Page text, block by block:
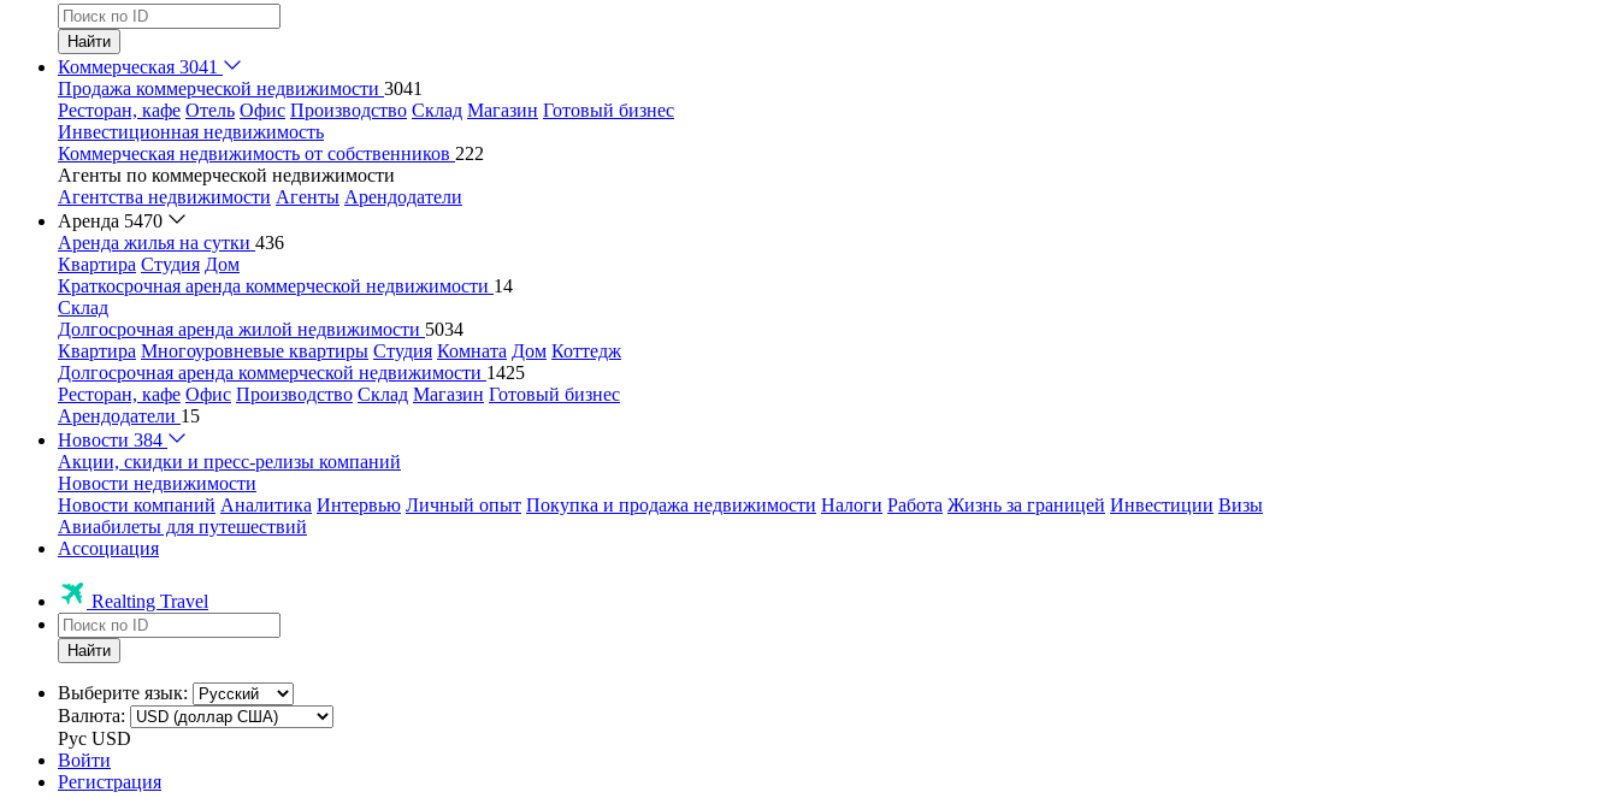
Найти
Коммерческая 3041
Продажа коммерческой недвижимости 3041
Ресторан, кафе Отель Офис Производство Склад Магазин Готовый бизнес
Инвестиционная недвижимость
Коммерческая недвижимость от собственников 222
Агенты по коммерческой недвижимости
Агентства недвижимости Агенты Арендодатели
Аренда 5470
Аренда жилья на сутки 436
Квартира Студия Дом
Краткосрочная аренда коммерческой недвижимости 14
Склад
Долгосрочная аренда жилой недвижимости 5034
Квартира Многоуровневые квартиры Студия Комната Дом Коттедж
Долгосрочная аренда коммерческой недвижимости 1425
Ресторан, кафе Офис Производство Склад Магазин Готовый бизнес
Арендодатели 15
Новости 384
Акции, скидки и пресс-релизы компаний
Новости недвижимости
Новости компаний Аналитика Интервью Личный опыт Покупка и продажа недвижимости Налоги Работа Жизнь за границей Инвестиции Визы
Авиабилеты для путешествий
Ассоциация
Realting Travel
Найти
Выберите язык:
Валюта:
Рус USD
Войти
Регистрация